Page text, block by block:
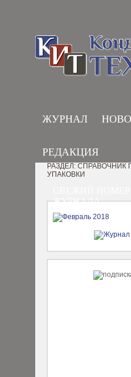
ЖУРНАЛ
РЕДАКЦИЯ
ЖУРНАЛА
РАЗДЕЛ:
УПАКОВКИ